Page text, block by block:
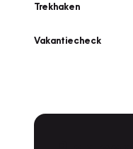
Trekhaken
Vakantiecheck